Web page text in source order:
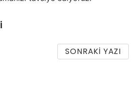
SONRAKI YAZI